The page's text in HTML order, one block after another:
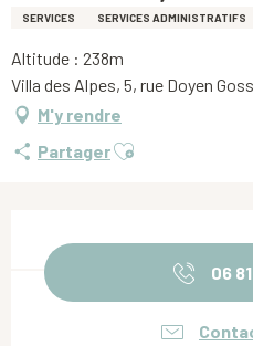
SERVICES SERVICES ADMINISTRATIFS
Altitude : 238m
Villa des Alpes, 5, rue Doyen
M'y rendre
PartagerAjouter aux
06